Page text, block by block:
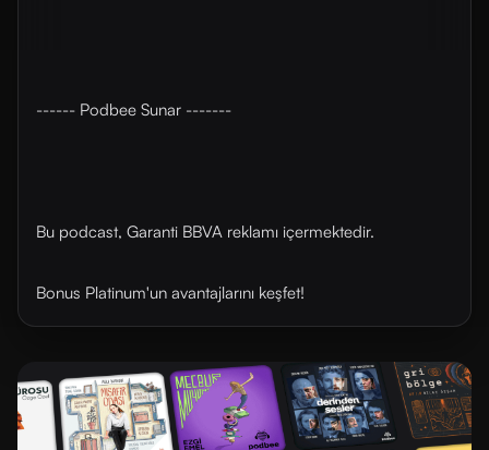
------ Podbee Sunar -------
Bu podcast, Garanti BBVA reklamı içermektedir.
Bonus Platinum'un avantajlarını ⁠⁠⁠keşfet⁠⁠⁠!